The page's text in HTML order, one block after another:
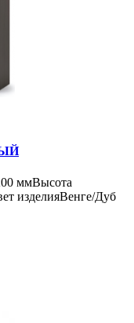
ммВысота
изделияВенге/Дуб